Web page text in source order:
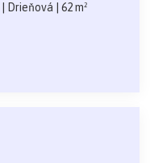
| Drieňová | 62 m²